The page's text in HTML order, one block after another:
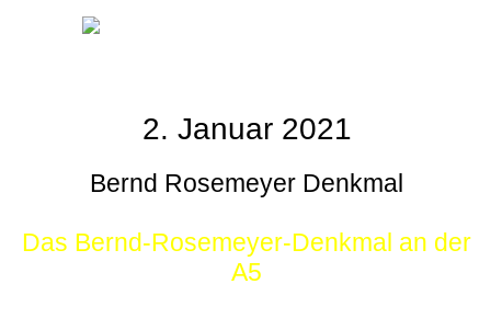
2. Januar 2021
Bernd Rosemeyer Denkmal
Das Bernd-Rosemeyer-Denkmal an der
A5